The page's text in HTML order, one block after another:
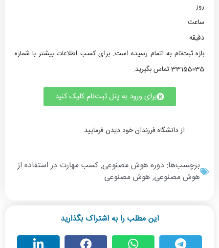
روز
ساعت‌
دقیقه
بازه ثبت‌نام به اتمام رسیده است. برای کسب اطلاعات بیشتر با شماره
33155035 تماس بگیرید.
برای ورود به پنل ثبت‌نام کلیک کنید
از دانشگاه فرزندان خود دیدن فرمایید
برچسب‌ها: دوره هوش مصنوعی,کسب مهارت در استفاده از
هوش مصنوعی, هوش مصنوعی
این مطلب را به اشتراک بگذارید